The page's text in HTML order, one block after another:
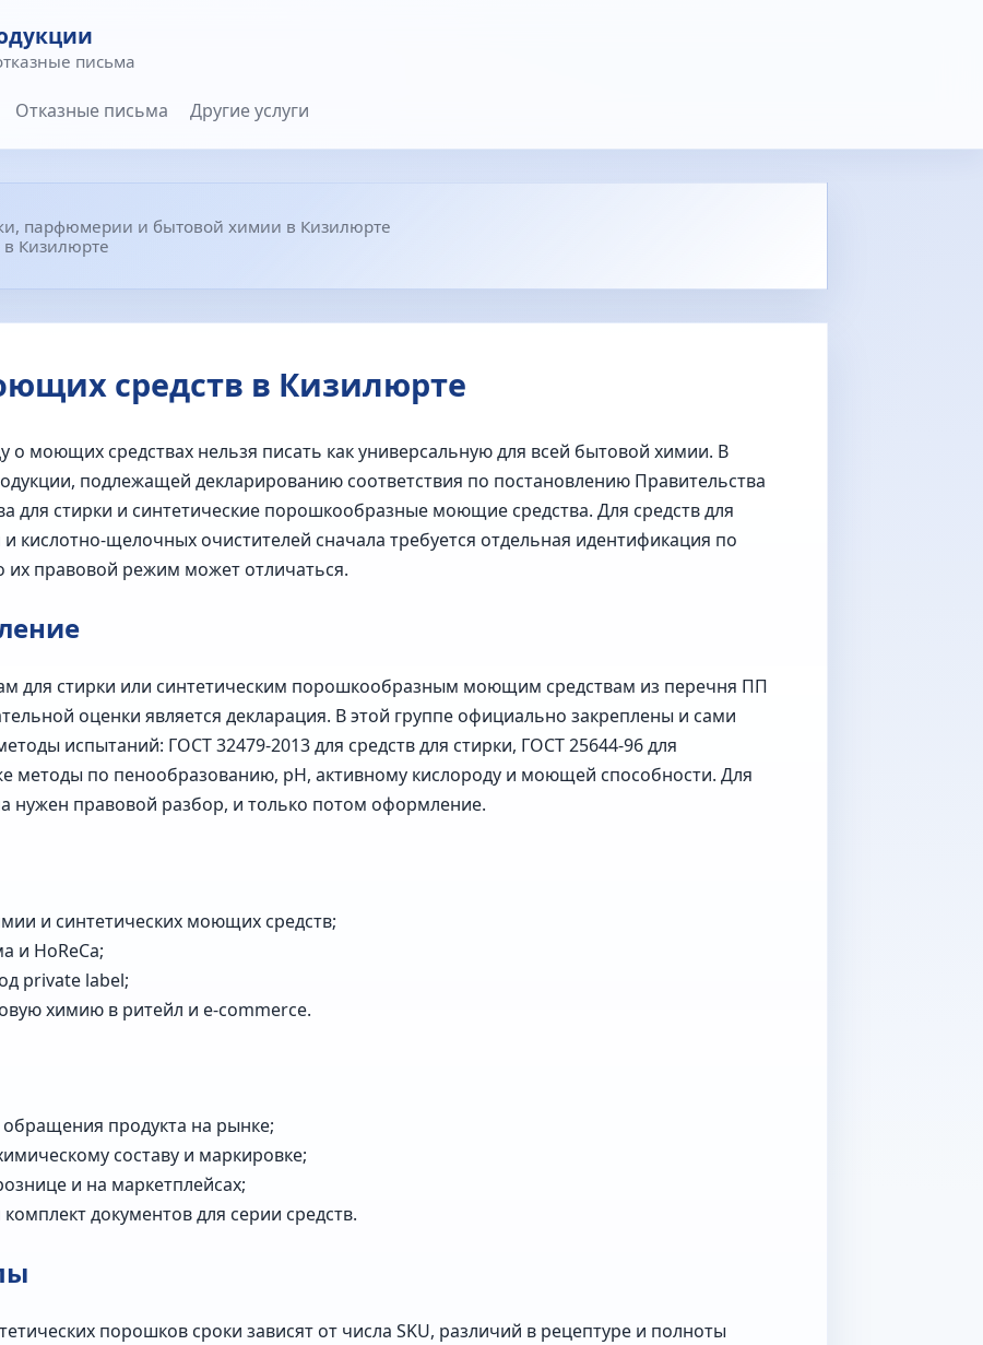
письма
Отказные письма Другие услуги
парфюмерии и бытовой химии в Кизилюрте
Кизилюрте
средств в Кизилюрте
о моющих средствах нельзя писать как универсальную для всей бытовой химии. В
подлежащей декларированию соответствия по постановлению Правительства
для стирки и синтетические порошкообразные моющие средства. Для средств для
кислотно-щелочных очистителей сначала требуется отдельная идентификация по
их правовой режим может отличаться.
для стирки или синтетическим порошкообразным моющим средствам из перечня ПП
оценки является декларация. В этой группе официально закреплены и сами
испытаний: ГОСТ 32479-2013 для средств для стирки, ГОСТ 25644-96 для
методы по пенообразованию, pH, активному кислороду и моющей способности. Для
нужен правовой разбор, и только потом оформление.
и синтетических моющих средств;
и HoReCa;
private label;
химию в ритейл и e-commerce.
продукта на рынке;
составу и маркировке;
и на маркетплейсах;
документов для серии средств.
порошков сроки зависят от числа SKU, различий в рецептуре и полноты